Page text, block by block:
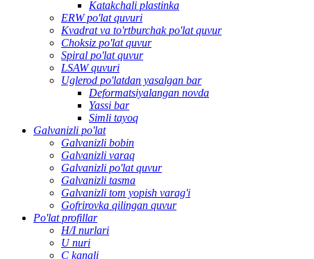
Katakchali plastinka
ERW po'lat quvuri
Kvadrat va to'rtburchak po'lat quvur
Choksiz po'lat quvur
Spiral po'lat quvur
LSAW quvuri
Uglerod po'latdan yasalgan bar
Deformatsiyalangan novda
Yassi bar
Simli tayoq
Galvanizli po'lat
Galvanizli bobin
Galvanizli varaq
Galvanizli po'lat quvur
Galvanizli tasma
Galvanizli tom yopish varag'i
Gofrirovka qilingan quvur
Po'lat profillar
H/I nurlari
U nuri
C kanali